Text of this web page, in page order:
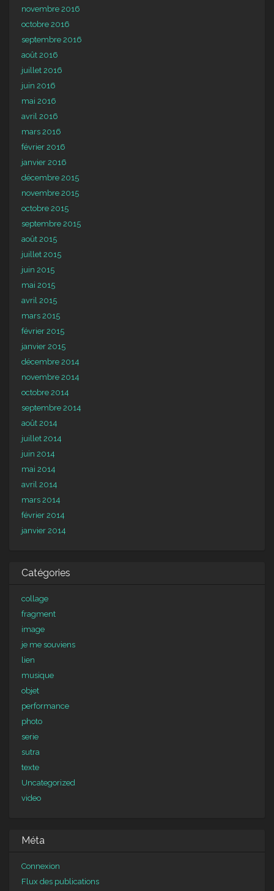
novembre 2016
octobre 2016
septembre 2016
août 2016
juillet 2016
juin 2016
mai 2016
avril 2016
mars 2016
février 2016
janvier 2016
décembre 2015
novembre 2015
octobre 2015
septembre 2015
août 2015
juillet 2015
juin 2015
mai 2015
avril 2015
mars 2015
février 2015
janvier 2015
décembre 2014
novembre 2014
octobre 2014
septembre 2014
août 2014
juillet 2014
juin 2014
mai 2014
avril 2014
mars 2014
février 2014
janvier 2014
Catégories
collage
fragment
image
je me souviens
lien
musique
objet
performance
photo
serie
sutra
texte
Uncategorized
video
Méta
Connexion
Flux des publications